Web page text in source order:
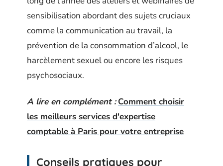
sensibilisation abordant des sujets cruciaux
comme la communication au travail, la
prévention de la consommation d’alcool, le
harcèlement sexuel ou encore les risques
psychosociaux.
A lire en complément : Comment choisir
les meilleurs services d'expertise
comptable à Paris pour votre entreprise
Conseils pratiques pour